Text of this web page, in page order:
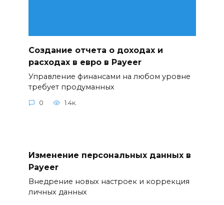
Создание отчета о доходах и
расходах в евро в Payeer
Управление финансами на любом уровне
требует продуманных
0 1.4к.
Изменение персональных данных в
Payeer
Внедрение новых настроек и коррекция
личных данных